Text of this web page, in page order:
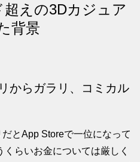
えの3Dカジュア
背景
からガラリ、コミカル
とApp Storeで一位になって
らいお金については厳しく